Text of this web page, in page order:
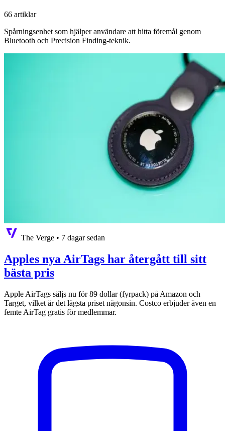
66 artiklar
Spårningsenhet som hjälper användare att hitta föremål genom
Bluetooth och Precision Finding-teknik.
The Verge • 7 dagar sedan
Apples nya AirTags har återgått till sitt
bästa pris
Apple AirTags säljs nu för 89 dollar (fyrpack) på Amazon och
Target, vilket är det lägsta priset någonsin. Costco erbjuder även en
femte AirTag gratis för medlemmar.